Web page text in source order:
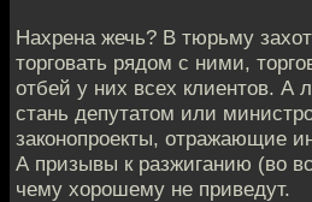
Нахрена жечь? В тюрьму
торговать рядом с ними,
отбей у них всех клиентов. А
стань депутатом или
законопроекты, отражающие
А призывы к разжиганию (во
чему хорошему не приведут.